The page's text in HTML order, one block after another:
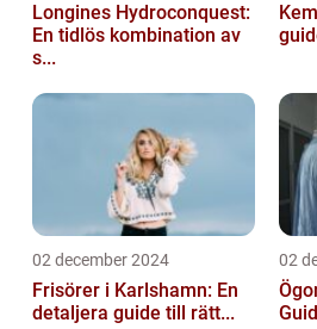
Longines Hydroconquest:
En tidlös kombination av
s...
02 december 2024
Frisörer i Karlshamn: En
detaljera guide till rätt...
02